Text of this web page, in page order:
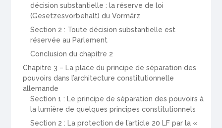
décision substantielle : la réserve de loi
(Gesetzesvorbehalt) du Vormärz
Section 2 : Toute décision substantielle est
réservée au Parlement
Conclusion du chapitre 2
Chapitre 3 – La place du principe de séparation des
pouvoirs dans l’architecture constitutionnelle
allemande
Section 1 : Le principe de séparation des pouvoirs à
la lumière de quelques principes constitutionnels
Section 2 : La protection de l’article 20 LF par la «